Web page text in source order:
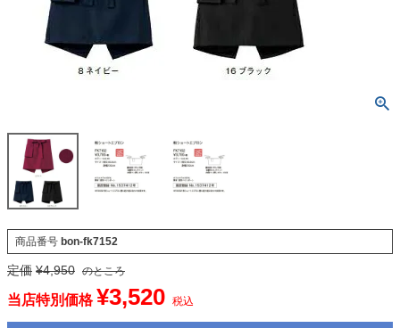
商品番号 bon-fk7152
定価 ¥4,950 のところ
当店特別価格 ¥3,520 税込